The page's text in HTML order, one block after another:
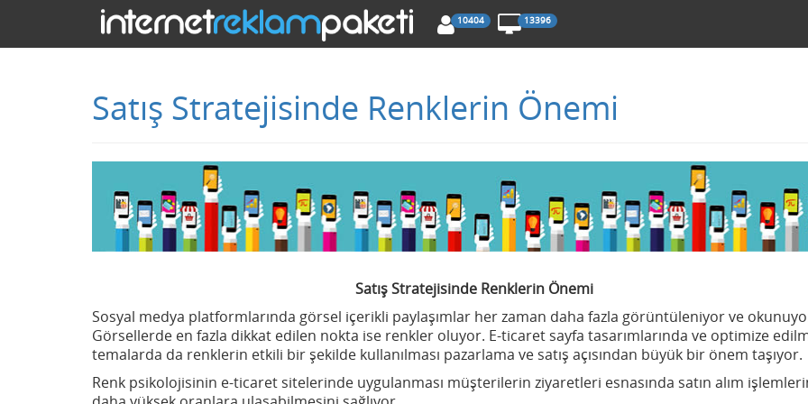
10404 13396
Satış Stratejisinde Renklerin Önemi
Satış Stratejisinde Renklerin Önemi
Sosyal medya platformlarında görsel içerikli paylaşımlar her zaman daha fazla görüntüleniyor ve
Görsellerde en fazla dikkat edilen nokta ise renkler oluyor. E-ticaret sayfa tasarımlarında ve optimize
temalarda da renklerin etkili bir şekilde kullanılması pazarlama ve satış açısından büyük bir önem taşıyor.
Renk psikolojisinin e-ticaret sitelerinde uygulanması müşterilerin ziyaretleri esnasında satın alım